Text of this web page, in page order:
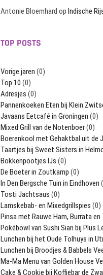
Antonie Bloemhard op Indische
TOP POSTS
Vorige jaren (0)
Top 10 (0)
Adresjes (0)
Pannenkoeken Eten bij Klein
Javaans Eetcafé in Groningen (0)
Mixed Grill van de Notenboer(0)
Boerenkool met Gehaktbal uit de
Taartjes bij Sweet Sisters in
Bokkenpootjes IJs (0)
De Boeter in Zoutkamp (0)
In Den Bergsche Tuin in Eindhoven
Tosti Jachtsaus (0)
Lamskebab- en Mixedgrillspies (0)
Pinsa met Rauwe Ham, Burrata
Pokébowl van Sushi Sian bij Plus
Lunchen bij het Oude Tolhuys in
Lunchen bij Broodjes & Babbels
Ma-Ma Menu van Golden House
Cake & Cookie bij Koffiebar de